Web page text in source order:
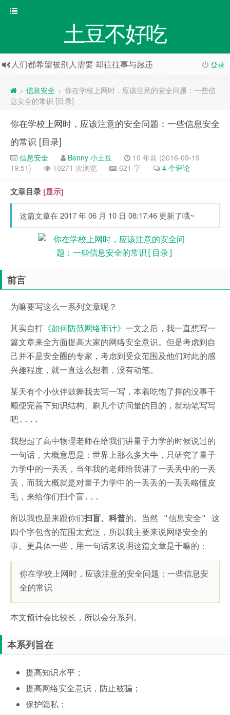
土豆不好吃
登录
人们都希望被别人需要 却往往事与愿违
> 信息安全 > 你在学校上网时，应该注意的安全问题：一些信
息安全的常识 [目录]
你在学校上网时，应该注意的安全问题：一些信息安全
的常识 [目录]
信息安全 Benny 小土豆
10 年前 (2016-09-19
19:51)
10271 次浏览 621 字 4 个评论
文章目录 [显示]
这篇文章在 2017 年 06 月 10 日 08:17:46 更新了哦~
前言
为嘛要写这么一系列文章呢？
其实自打 《如何防范网络审计》 一文之后，我一直想写一
篇文章来全方面提高大家的网络安全意识。但是考虑到自
己并不是安全圈的专家，考虑到受众范围及他们对此的感
兴趣程度，就一直这么想着，没有动笔。
某天有个小伙伴鼓舞我去写一写，本着吃饱了撑的没事干
顺便完善下知识结构、刷几个访问量的目的，就动笔写写
吧....
我想起了高中物理老师在给我们讲量子力学的时候说过的
一句话，大概意思是：世界上那么多大牛，只研究了量子
力学中的一丢丢，当年我的老师给我讲了一丢丢中的一丢
丢，而我大概就是对量子力学中的一丢丢的一丢丢略懂皮
毛，来给你们扫个盲...
所以我也是来跟你们扫盲、科普的。当然 "信息安全" 这
四个字包含的范围太宽泛，所以我主要来说网络安全的
事。更具体一些，用一句话来说明这篇文章是干嘛的：
你在学校上网时，应该注意的安全问题：一些信息安
全的常识
本文预计会比较长，所以会分系列。
本系列旨在
提高知识水平；
提高网络安全意识，防止被骗；
保护隐私；